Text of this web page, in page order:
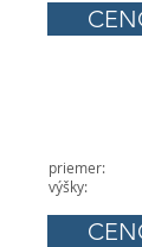
priemer:
výšky: